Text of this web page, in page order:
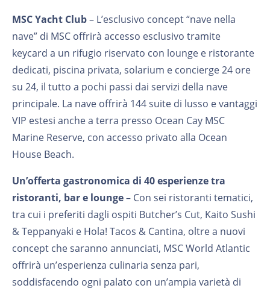
MSC Yacht Club– L’esclusivo concept “nave nella
nave” di MSC offrirà accesso esclusivo tramite
keycard a un rifugio riservato con lounge e ristorante
dedicati, piscina privata, solarium e concierge 24 ore
su 24, il tutto a pochi passi dai servizi della nave
principale. La nave offrirà 144 suite di lusso e vantaggi
VIP estesi anche a terra presso Ocean Cay MSC
Marine Reserve, con accesso privato alla Ocean
House Beach.
Un’offerta gastronomica di 40 esperienze tra
ristoranti, bar e lounge– Con sei ristoranti tematici,
tra cui i preferiti dagli ospiti Butcher’s Cut, Kaito Sushi
& Teppanyaki e Hola! Tacos & Cantina, oltre a nuovi
concept che saranno annunciati, MSC World Atlantic
offrirà un’esperienza culinaria senza pari,
soddisfacendo ogni palato con un’ampia varietà di